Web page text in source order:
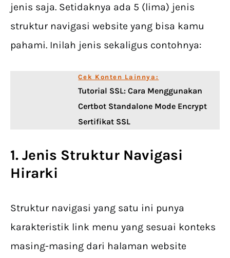
jenis saja. Setidaknya ada 5 (lima) jenis
struktur navigasi website yang bisa kamu
pahami. Inilah jenis sekaligus contohnya:
Cek Konten Lainnya:
Tutorial SSL: Cara Menggunakan
Certbot Standalone Mode Encrypt
Sertifikat SSL
1. Jenis Struktur Navigasi
Hirarki
Struktur navigasi yang satu ini punya
karakteristik link menu yang sesuai konteks
masing-masing dari halaman website